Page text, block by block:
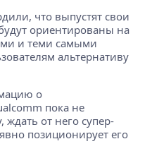
что выпустят свои
ориентированы на
и теми самыми
альтернативу
о
пока не
ждать от него супер-
позиционирует его